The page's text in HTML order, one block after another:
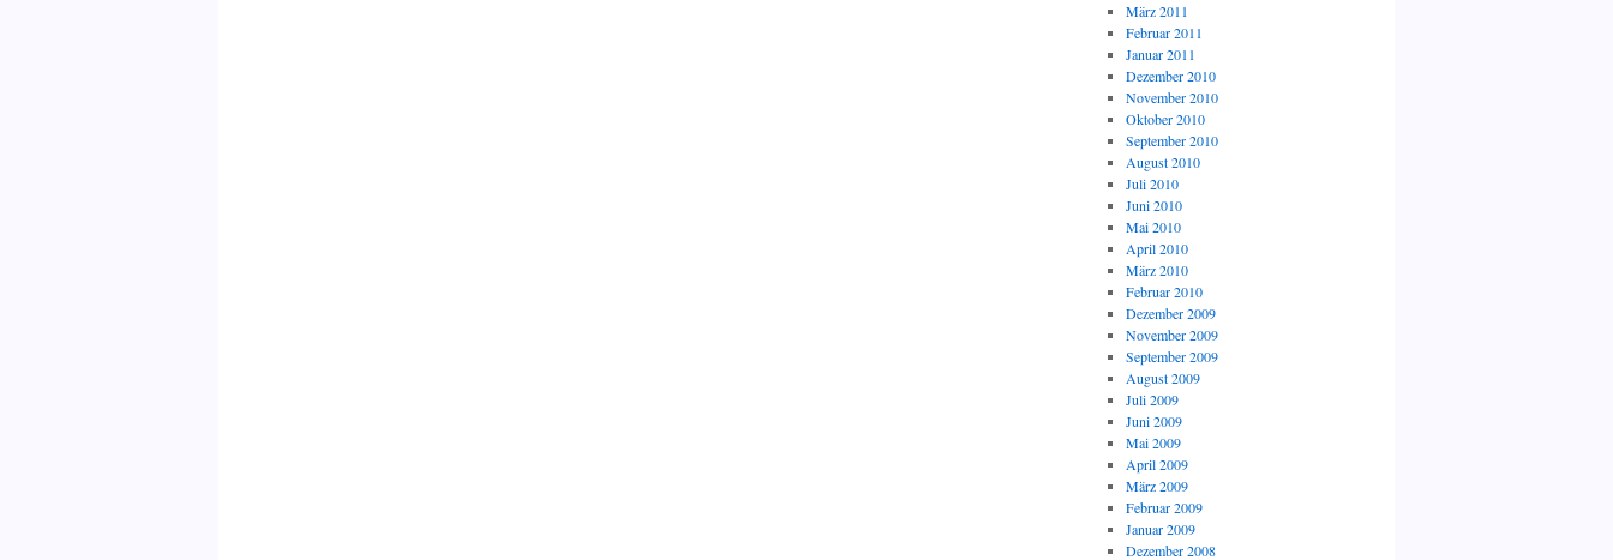
März 2011
Februar 2011
Januar 2011
Dezember 2010
November 2010
Oktober 2010
September 2010
August 2010
Juli 2010
Juni 2010
Mai 2010
April 2010
März 2010
Februar 2010
Dezember 2009
November 2009
September 2009
August 2009
Juli 2009
Juni 2009
Mai 2009
April 2009
März 2009
Februar 2009
Januar 2009
Dezember 2008